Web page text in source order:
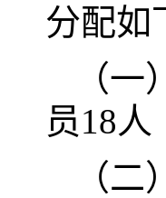
分配如
（
员18
（